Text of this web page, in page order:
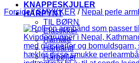
KNAPPESKJULER
HÅRPYNT
TIL BØRN
Elastikker
Hårnåle
Hårbånd
Hårbøjler
Forside / SMYKKER / Nepal perle